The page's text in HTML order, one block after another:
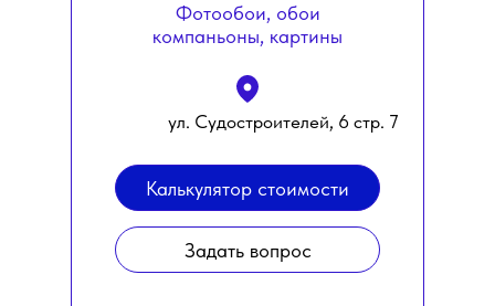
Задать вопрос
Калькулятор стоимости
ул. Судостроителей, 6 стр. 7
Фотообои, обои
компаньоны, картины